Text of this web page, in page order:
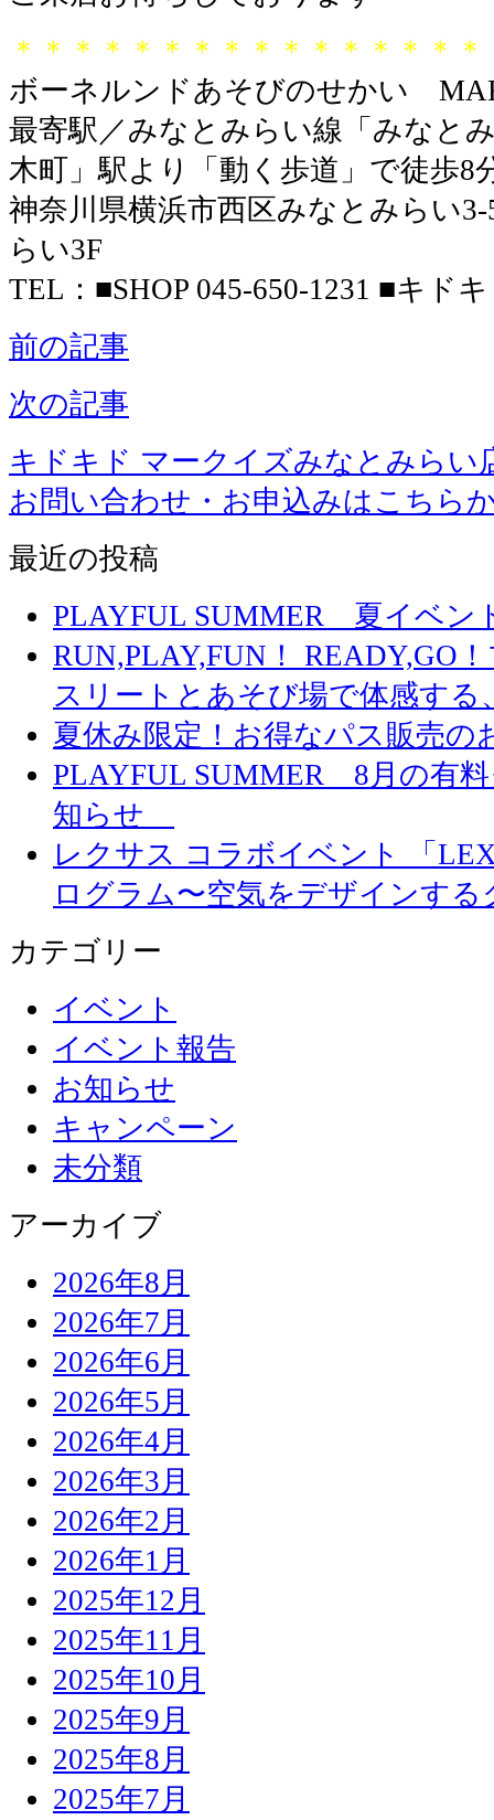
＊＊＊＊＊＊＊＊＊＊＊＊＊＊＊
ボーネルンドあそびのせかい
最寄駅／みなとみらい線「みなと
木町」駅より「動く歩道」で徒歩8
神奈川県横浜市西区みなとみらい
らい3F
TEL：■SHOP 045-650-1231 ■キド
前の記事
次の記事
キドキド マークイズみなとみらい
お問い合わせ・お申込みはこちら
最近の投稿
PLAYFUL SUMMER 夏イベ
RUN,PLAY,FUN！ READY,GO
スリートとあそび場で体感する
夏休み限定！お得なパス販売の
PLAYFUL SUMMER 8月の有
知らせ
レクサス コラボイベント 「
ログラム〜空気をデザインす
カテゴリー
イベント
イベント報告
お知らせ
キャンペーン
未分類
アーカイブ
2026年8月
2026年7月
2026年6月
2026年5月
2026年4月
2026年3月
2026年2月
2026年1月
2025年12月
2025年11月
2025年10月
2025年9月
2025年8月
2025年7月